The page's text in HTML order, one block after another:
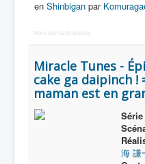
en Shinbigan par
More Joomla Extensions
Miracle Tunes -
cake ga daipinch !
maman est en
海 謙